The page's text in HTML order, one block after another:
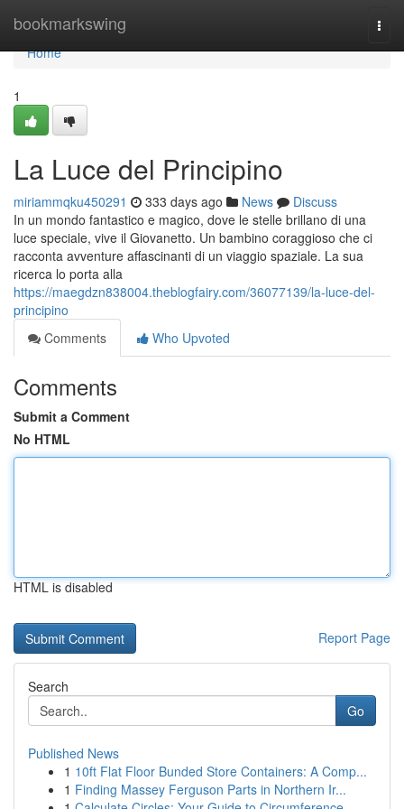
bookmarkswing
Home
Home
1
La Luce del Principino
miriammqku450291 333 days ago News
Discuss
In un mondo fantastico e magico, dove le stelle brillano di una
luce speciale, vive il Giovanetto. Un bambino coraggioso che ci
racconta avventure affascinanti di un viaggio spaziale. La sua
ricerca lo porta alla
https://maegdzn838004.theblogfairy.com/36077139/la-luce-del-
principino
Comments
Who Upvoted
Comments
Submit a Comment
No HTML
HTML is disabled
Report Page
Search
Go
Published News
1 10ft Flat Floor Bunded Store Containers: A Comp...
1 Finding Massey Ferguson Parts in Northern Ir...